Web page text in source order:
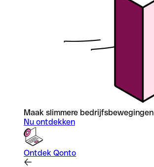
Maak slimmere bedrijfsbewegingen
Nu ontdekken
Ontdek Qonto